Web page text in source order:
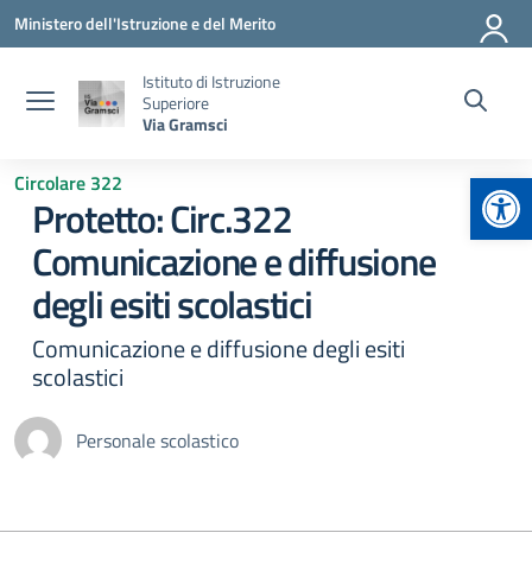
Vai ai contenuti
Vai al menu di navigazione
Vai al footer
Ministero dell'Istruzione e del Merito
Istituto di Istruzione
Superiore
Via Gramsci
Circolare 322
Protetto: Circ.322
Comunicazione e diffusione
degli esiti scolastici
Comunicazione e diffusione degli esiti
scolastici
Personale scolastico